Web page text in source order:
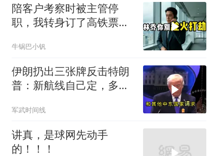
陪客户考察时被主管停
职，我转身订了高铁票。
亿合同没你根本签不了
牛锅巴小钒
伊朗扔出三张牌反击特朗
普：新航线自己定，多国
前状态
军武时间线
讲真，是球网先动手
的！！！